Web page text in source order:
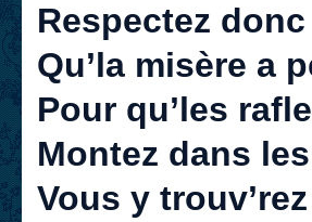
Respectez
Qu’la misère a
Pour qu’les
Montez dans
Vous y